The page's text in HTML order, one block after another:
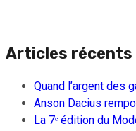
Articles récents
Quand l’argent des
Anson Dacius
La 7ᵉ édition du